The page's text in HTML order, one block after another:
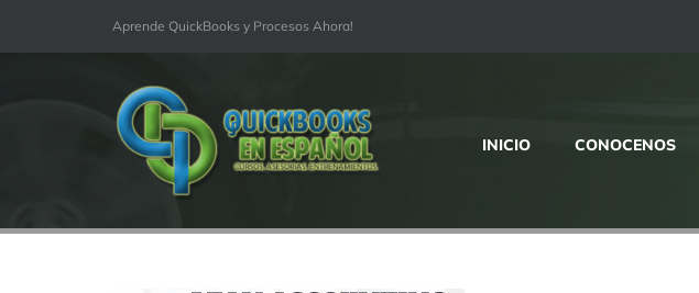
to
Aprende QuickBooks y Procesos Ahora!
INICIO CONOCENOS